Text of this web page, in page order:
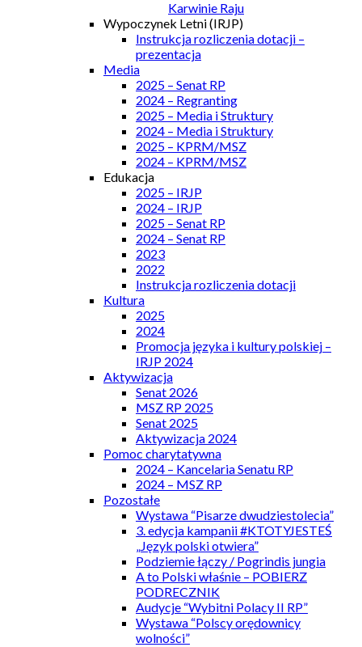
Karwinie Raju
Wypoczynek Letni (IRJP)
Instrukcja rozliczenia dotacji –
prezentacja
Media
2025 – Senat RP
2024 – Regranting
2025 – Media i Struktury
2024 – Media i Struktury
2025 – KPRM/MSZ
2024 – KPRM/MSZ
Edukacja
2025 – IRJP
2024 – IRJP
2025 – Senat RP
2024 – Senat RP
2023
2022
Instrukcja rozliczenia dotacji
Kultura
2025
2024
Promocja języka i kultury polskiej –
IRJP 2024
Aktywizacja
Senat 2026
MSZ RP 2025
Senat 2025
Aktywizacja 2024
Pomoc charytatywna
2024 – Kancelaria Senatu RP
2024 – MSZ RP
Pozostałe
Wystawa “Pisarze dwudziestolecia”
3. edycja kampanii #KTOTYJESTEŚ
„Język polski otwiera”
Podziemie łączy / Pogrindis jungia
A to Polski właśnie – POBIERZ
PODRECZNIK
Audycje “Wybitni Polacy II RP”
Wystawa “Polscy orędownicy
wolności”